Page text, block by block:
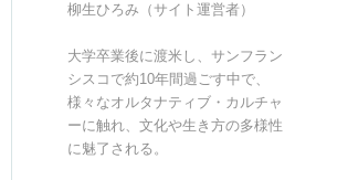
柳生ひろみ（サイト運営者）
大学卒業後に渡米し、サンフラン
シスコで約10年間過ごす中で、
様々なオルタナティブ・カルチャ
ーに触れ、文化や生き方の多様性
に魅了される。